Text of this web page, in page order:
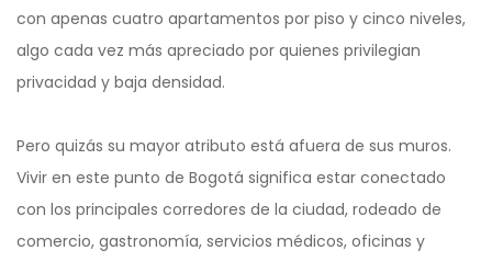
con apenas cuatro apartamentos por piso y cinco niveles,
algo cada vez más apreciado por quienes privilegian
privacidad y baja densidad.
Pero quizás su mayor atributo está afuera de sus muros.
Vivir en este punto de Bogotá significa estar conectado
con los principales corredores de la ciudad, rodeado de
comercio, gastronomía, servicios médicos, oficinas y